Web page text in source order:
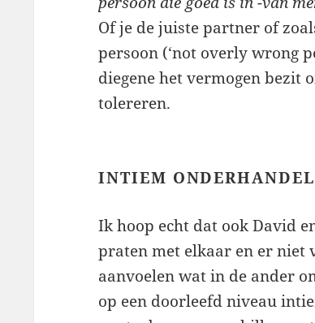
Of je de juiste partner of
persoon (‘not overly wrong
diegene het vermogen bezit
tolereren.
INTIEM
Ik hoop echt dat ook David
praten met elkaar en er niet
aanvoelen wat in de ander
op een doorleefd niveau